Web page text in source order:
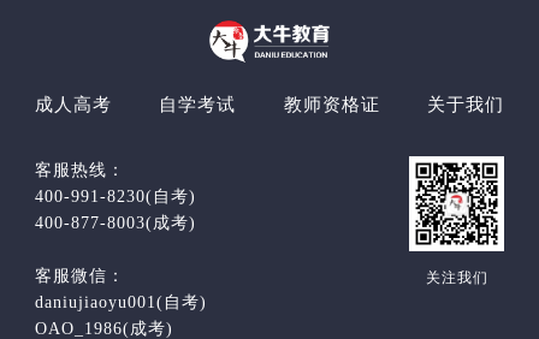
成人高考 自学考试 教师资格证 关于我们
客服热线：
400-991-8230(自考)
400-877-8003(成考)
客服微信：
daniujiaoyu001(自考)
OAO_1986(成考)
关注我们